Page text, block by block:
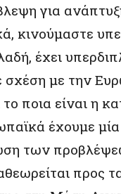
για
κινούμαστε
έχει
σχέση με την
ποια είναι η
έχουμε μία
των
προς